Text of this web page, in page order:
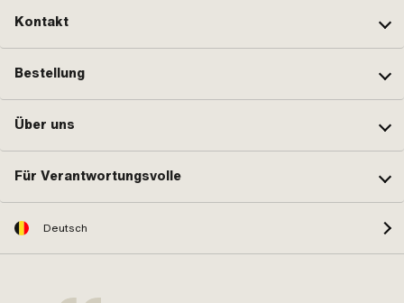
Kontakt
Bestellung
Über uns
Für Verantwortungsvolle
Deutsch